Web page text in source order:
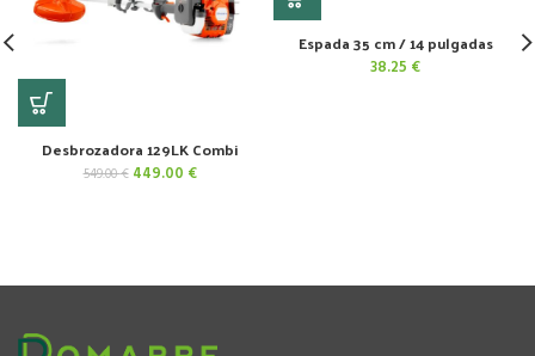
Desbrozadora 129LK Combi
549.00€ El
449.00 €El
Espada 35 cm / 14 pulgadas
38.25 €